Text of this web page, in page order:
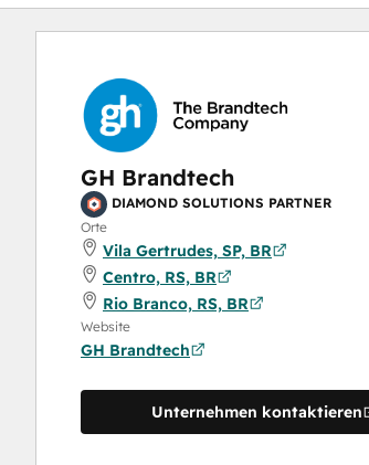
GH Brandtech
DIAMOND SOLUTIONS PARTNER
Orte
Vila Gertrudes, SP, BR
Centro, RS, BR
Rio Branco, RS, BR
Website
GH Brandtech
Unternehmen kontaktieren